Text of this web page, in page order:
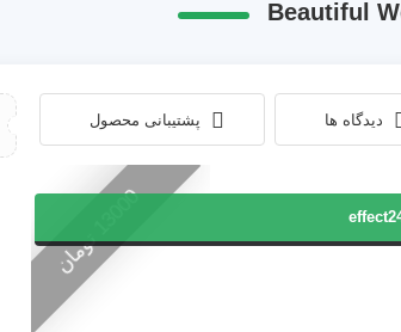
دیدگاه ها پشتیبانی محصول
1
3
0
0
0
ت
و
م
ا
ن